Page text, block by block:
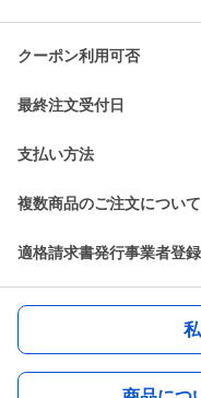
クーポン利用可否
最終注文受付日
支払い方法
複数商品のご注文について
適格請求書発行事業者登録